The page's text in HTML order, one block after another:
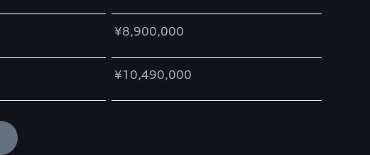
¥8,900,000
¥10,490,000